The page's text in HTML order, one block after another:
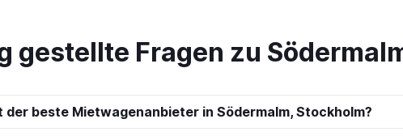
Preise prüfen
gestellte Fragen zu
der beste Mietwagenanbieter in Södermalm, Stockholm?